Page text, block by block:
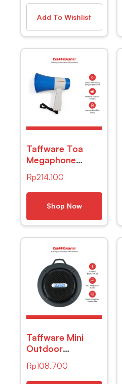
Amplifier Wired
8W – S26
Add To Wishlist
Taffware Toa
Megaphone
Multifunctional
Shouter 25W –
619FB
Rp214.100
Shop Now
Taffware Mini
Outdoor
Bluetooth
Speaker – C6 –
Rp108.700